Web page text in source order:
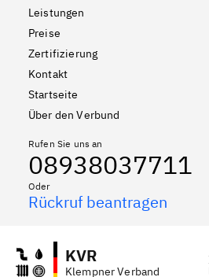
Leistungen
Preise
Zertifizierung
Kontakt
Startseite
Über den Verbund
Rufen Sie uns an
08938037711
Oder
Rückruf beantragen
KVR
Klempner Verband